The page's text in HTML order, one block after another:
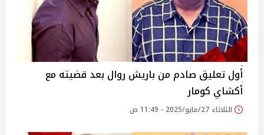
أول تعليق صادم من باريش روال بعد قضيته مع
أكشاي كومار
الثلاثاء 27/مايو/2025 - 11:49 ص